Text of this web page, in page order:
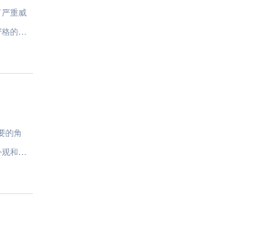
重威
的
的角
和